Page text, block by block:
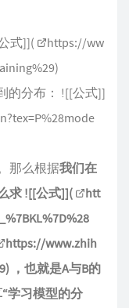
式]](
https://ww
)
的分布： ![[公式]]
那么根据我们在
求 ![[公式]](
htt
https://www.zhih
) ，也就是A与B的
学习模型的分